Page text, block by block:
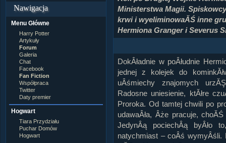
Ron Weasley
Rose Weasley
Rowena Ravenclaw
Salazar Slytherin
Scorpius Malfoy
Severus Snape
Syriusz Black
Teddy Lupin
wÂłasna postaĂŚ
Nawigacja
Menu Główne
Harry Potter
Artykuły
Forum
Galeria
Chat
Facebook
Fan Fiction
Współpraca
Twitter
Daty premier
Hogwart
Tiara Przydziału
Puchar Domów
Hogwart
Ministerstwa Magii.
krwi i wyeliminowaĂŚ inne
Hermiona Granger i Severus
DokÂładnie w poÂłudnie
jednej z kolejek do
uÂśmiechy znajomych
Radosne uniesienie, ktĂłre
Proroka. Od tamtej chwili po
udawaÂła, Âże pracuje,
JedynÂą pociechÂą byÂło
natychmiast – coÂś wymyÂśli.